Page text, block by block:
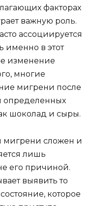
факторах
важную роль.
ассоциируется
именно в этот
изменение
многие
мигрени после
определенных
шоколад и сыры.
мигрени сложен и
лишь
его причиной.
выявить то
которое